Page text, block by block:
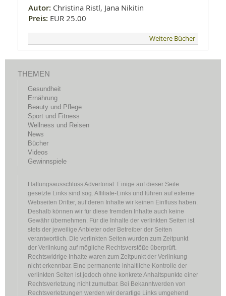
Autor: Christina Ristl, Jana Nikitin
Preis: EUR 25.00
Weitere Bücher
THEMEN
Gesundheit
Ernährung
Beauty und Pflege
Sport und Fitness
Wellness und Reisen
News
Bücher
Videos
Gewinnspiele
Haftungsausschluss Advertorial: Einige auf dieser Seite
gesetzte Links sind sog. Affiliate-Links und führen auf externe
Webseiten Dritter, auf deren Inhalte wir keinen Einfluss haben.
Deshalb können wir für diese fremden Inhalte auch keine
Gewähr übernehmen. Für die Inhalte der verlinkten Seiten ist
stets der jeweilige Anbieter oder Betreiber der Seiten
verantwortlich. Die verlinkten Seiten wurden zum Zeitpunkt
der Verlinkung auf mögliche Rechtsverstöße überprüft.
Rechtswidrige Inhalte waren zum Zeitpunkt der Verlinkung
nicht erkennbar. Eine permanente inhaltliche Kontrolle der
verlinkten Seiten ist jedoch ohne konkrete Anhaltspunkte einer
Rechtsverletzung nicht zumutbar. Bei Bekanntwerden von
Rechtsverletzungen werden wir derartige Links umgehend